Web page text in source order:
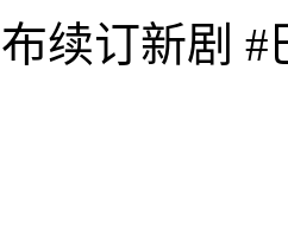
续订新剧